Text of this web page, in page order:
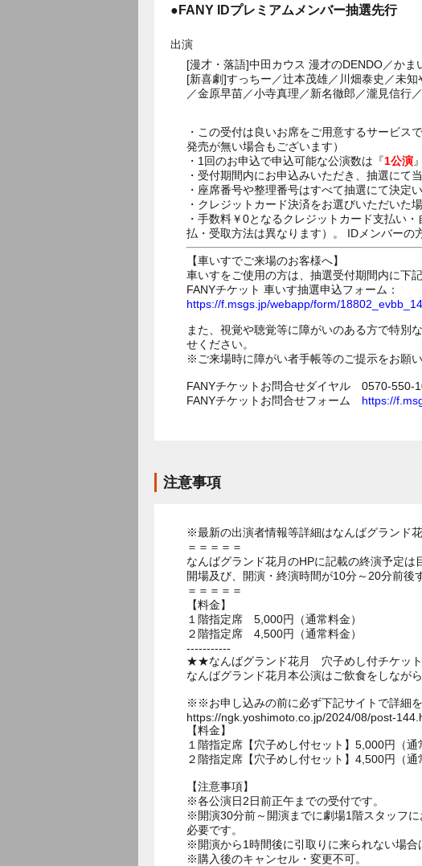
●FANY IDプレミアムメンバー抽選先行
出演
[漫才・落語]中田カウス 漫才のDENDO／か
[新喜劇]すっちー／辻本茂雄／川畑泰史／未
／金原早苗／小寺真理／新名徹郎／瀧見信行
・この受付は良いお席をご用意するサービ
発売が無い場合もございます）
・1回のお申込で申込可能な公演数は『1公演
・受付期間内にお申込みいただき、抽選にて
・座席番号や整理番号はすべて抽選にて決定
・クレジットカード決済をお選びいただいた
・手数料￥0となるクレジットカード支払い
払・受取方法は異なります）。 IDメンバーの
【車いすでご来場のお客様へ】
車いすをご使用の方は、抽選受付期間内に下
FANYチケット 車いす抽選申込フォーム：
https://f.msgs.jp/webapp/form/
また、視覚や聴覚等に障がいのある方で特別
せください。
※ご来場時に障がい者手帳等のご提示をお願
FANYチケットお問合せダイヤル 0570-550-
FANYチケットお問合せフォーム https://
注意事項
※最新の出演者情報等詳細はなんばグランド
＝＝＝＝＝
なんばグランド花月のHPに記載の終演予定は
開場及び、開演・終演時間が10分～20分前後
＝＝＝＝＝
【料金】
１階指定席 5,000円（通常料金）
２階指定席 4,500円（通常料金）
-----------
★★なんばグランド花月 穴子めし付チケッ
なんばグランド花月本公演はご飲食をしなが
※※お申し込みの前に必ず下記サイトで詳細
https://ngk.yoshimoto.co.jp/2024/08/post-
【料金】
１階指定席【穴子めし付セット】5,000円（
２階指定席【穴子めし付セット】4,500円（
【注意事項】
※各公演日2日前正午までの受付です。
※開演30分前～開演までに劇場1階スタッフ
必要です。
※開演から1時間後に引取りに来られない場合
※購入後のキャンセル・変更不可。